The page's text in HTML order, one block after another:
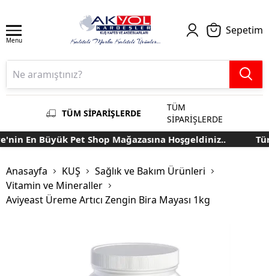
Menu
Sepetim
TÜM SİPARİŞLERDE
TÜM
SİPARİŞLERDE
En Büyük Pet Shop Mağazasına Hoşgeldiniz..
Anasayfa KUŞ
Sağlık ve Bakım Ürünleri
Vitamin ve Mineraller
Aviyeast Üreme Artıcı Zengin Bira Mayası 1kg